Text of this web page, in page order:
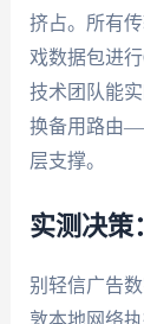
挤占。所有
戏数据包进
技术团队能
换备用路由
层支撑。
实测决策
别轻信广告
敦本地网络